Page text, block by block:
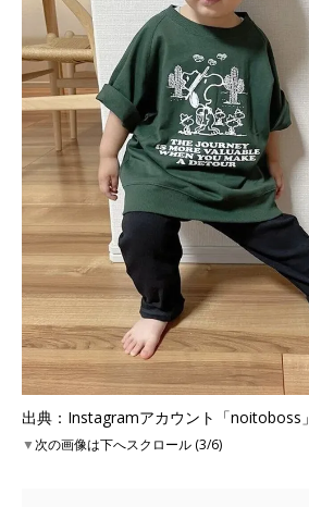
出典：Instagramアカウント「noitoboss」
▼次の画像は下へスクロール (3/6)